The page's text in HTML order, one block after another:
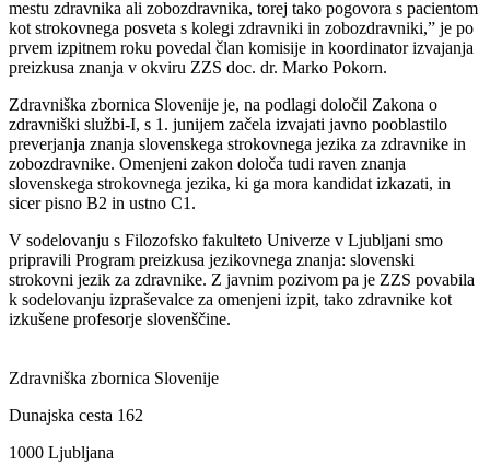
mestu zdravnika ali zobozdravnika, torej tako pogovora s pacientom
kot strokovnega posveta s kolegi zdravniki in zobozdravniki,” je po
prvem izpitnem roku povedal član komisije in koordinator izvajanja
preizkusa znanja v okviru ZZS doc. dr. Marko Pokorn.
Zdravniška zbornica Slovenije je, na podlagi določil Zakona o
zdravniški službi-I, s 1. junijem začela izvajati javno pooblastilo
preverjanja znanja slovenskega strokovnega jezika za zdravnike in
zobozdravnike. Omenjeni zakon določa tudi raven znanja
slovenskega strokovnega jezika, ki ga mora kandidat izkazati, in
sicer pisno B2 in ustno C1.
V sodelovanju s Filozofsko fakulteto Univerze v Ljubljani smo
pripravili Program preizkusa jezikovnega znanja: slovenski
strokovni jezik za zdravnike. Z javnim pozivom pa je ZZS povabila
k sodelovanju izpraševalce za omenjeni izpit, tako zdravnike kot
izkušene profesorje slovenščine.
Zdravniška zbornica Slovenije
Dunajska cesta 162
1000 Ljubljana